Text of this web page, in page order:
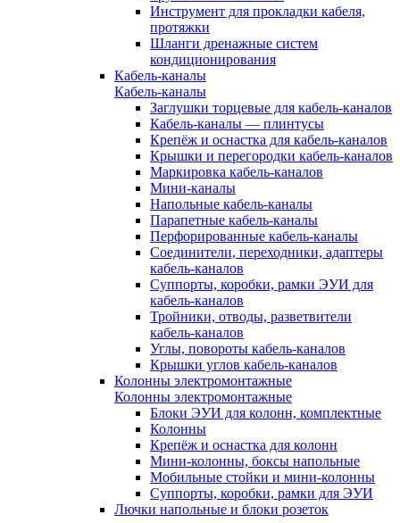
Инструмент для прокладки кабеля,
протяжки
Шланги дренажные систем
кондиционирования
Кабель-каналы
Кабель-каналы
Заглушки торцевые для кабель-каналов
Кабель-каналы — плинтусы
Крепёж и оснастка для кабель-каналов
Крышки и перегородки кабель-каналов
Маркировка кабель-каналов
Мини-каналы
Напольные кабель-каналы
Парапетные кабель-каналы
Перфорированные кабель-каналы
Соединители, переходники, адаптеры
кабель-каналов
Суппорты, коробки, рамки ЭУИ для
кабель-каналов
Тройники, отводы, разветвители
кабель-каналов
Углы, повороты кабель-каналов
Крышки углов кабель-каналов
Колонны электромонтажные
Колонны электромонтажные
Блоки ЭУИ для колонн, комплектные
Колонны
Крепёж и оснастка для колонн
Мини-колонны, боксы напольные
Мобильные стойки и мини-колонны
Суппорты, коробки, рамки для ЭУИ
Лючки напольные и блоки розеток